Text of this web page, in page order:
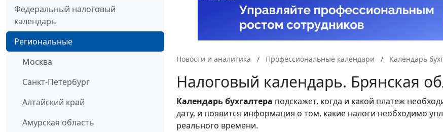
Федеральный налоговый
календарь
Региональные
Москва
Санкт-Петербург
Алтайский край
Амурская область
Новости и аналитика Профессиональные календари Календарь
Налоговый календарь. Брянская
Календарьбухгалтера подскажет, когда и какой платеж
дату, и появится информация о том, какие налоги необходимо
реального времени.